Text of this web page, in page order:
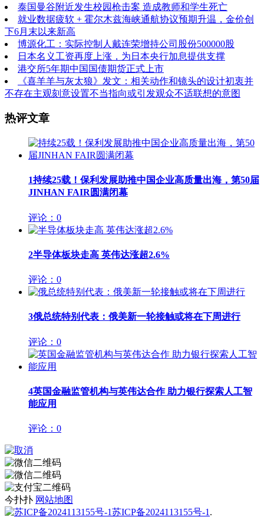
泰国曼谷附近发生校园枪击案 造成教师和学生死亡
就业数据疲软 + 霍尔木兹海峡通航协议预期升温，金价创
下6月末以来新高
博源化工：实际控制人戴连荣增持公司股份500000股
日本名义工资再度上涨，为日本央行加息提供支撑
港交所5年期中国国债期货正式上市
《喜羊羊与灰太狼》发文：相关动作和镜头的设计初衷并
不存在主观刻意设置不当指向或引发观众不适联想的意图
热评文章
1持续25载！保利发展助推中国企业高质量出海，第50届
JINHAN FAIR圆满闭幕
评论：0
2半导体板块走高 英伟达涨超2.6%
评论：0
3俄总统特别代表：俄美新一轮接触或将在下周进行
评论：0
4英国金融监管机构与英伟达合作 助力银行探索人工智
能应用
评论：0
今扑扑 网站地图
苏ICP备2024113155号-1 .